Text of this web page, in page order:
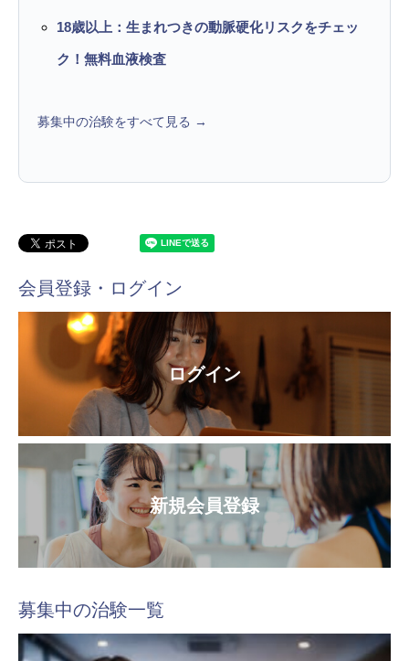
18歳以上：生まれつきの動脈硬化リスクをチェッ
ク！無料血液検査
募集中の治験をすべて見る →
会員登録・ログイン
ログイン
新規会員登録
募集中の治験一覧